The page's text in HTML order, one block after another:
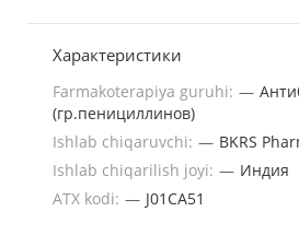
Характеристики
Farmakoterapiya guruhi: —
(гр.пенициллинов)
Ishlab chiqaruvchi: — BKRS
Ishlab chiqarilish joyi: — Индия
ATX kodi: — J01CA51